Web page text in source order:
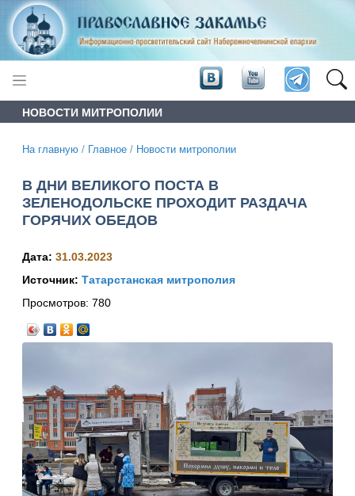
НОВОСТИ МИТРОПОЛИИ
На главную / Главное / Новости митрополии
В ДНИ ВЕЛИКОГО ПОСТА В
ЗЕЛЕНОДОЛЬСКЕ ПРОХОДИТ РАЗДАЧА
ГОРЯЧИХ ОБЕДОВ
Дата: 31.03.2023
Источник: Татарстанская митрополия
Просмотров: 780